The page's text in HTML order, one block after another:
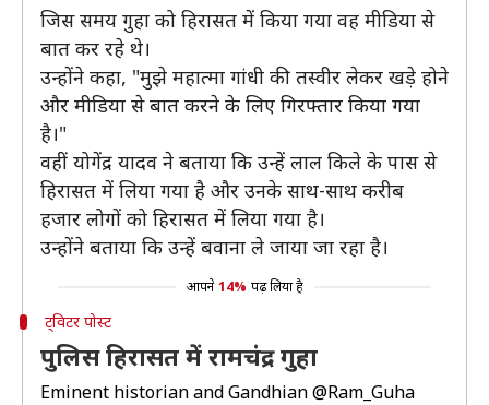
जिस समय गुहा को हिरासत में किया गया वह मीडिया से
बात कर रहे थे।
उन्होंने कहा, "मुझे महात्मा गांधी की तस्वीर लेकर खड़े होने
और मीडिया से बात करने के लिए गिरफ्तार किया गया
है।"
वहीं योगेंद्र यादव ने बताया कि उन्हें लाल किले के पास से
हिरासत में लिया गया है और उनके साथ-साथ करीब
हजार लोगों को हिरासत में लिया गया है।
उन्होंने बताया कि उन्हें बवाना ले जाया जा रहा है।
आपने 14% पढ़ लिया है
ट्विटर पोस्ट
पुलिस हिरासत में रामचंद्र गुहा
Eminent historian and Gandhian@Ram_Guha